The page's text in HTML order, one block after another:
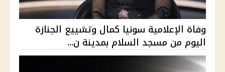
وفاة الإعلامية سونيا كمال وتشييع الجنازة
اليوم من مسجد السلام بمدينة ن...